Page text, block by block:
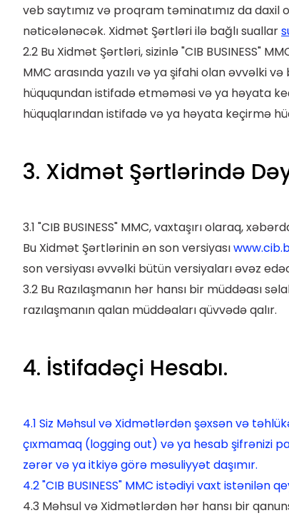
veb saytımız və proqram təminatımız da
nəticələnəcək. Xidmət Şərtləri ilə bağlı suallar
2.2 Bu Xidmət Şərtləri, sizinlə "CIB BUSINESS"
MMC arasında yazılı və ya şifahi olan əvvəlki
hüququndan istifadə etməməsi və ya həyata
hüquqlarından istifadə və ya həyata keçirmə
3. Xidmət Şərtlərində
3.1 "CIB BUSINESS" MMC, vaxtaşırı olaraq,
Bu Xidmət Şərtlərinin ən son versiyası
son versiyası əvvəlki bütün versiyaları əvəz
3.2 Bu Razılaşmanın hər hansı bir müddəası
razılaşmanın qalan müddəaları qüvvədə qalır.
4. İstifadəçi Hesabı.
4.1 Siz Məhsul və Xidmətlərdən şəxsən və
çıxmamaq (logging out) və ya hesab şifrənizi
zərər və ya itkiyə görə məsuliyyət daşımır.
4.2 "CIB BUSINESS" MMC istədiyi vaxt
4.3 Məhsul və Xidmətlərdən hər hansı bir